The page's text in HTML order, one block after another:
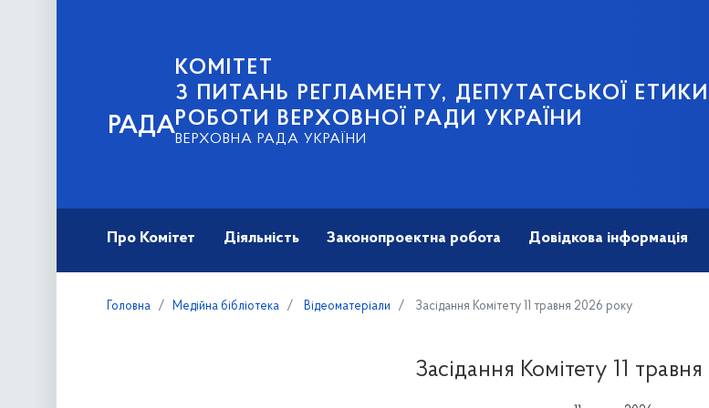
РАДА
КОМІТЕТ
З ПИТАНЬ РЕГЛАМЕНТУ, ДЕПУТАТСЬКОЇ ЕТИКИ
РОБОТИ ВЕРХОВНОЇ РАДИ УКРАЇНИ
ВЕРХОВНА РАДА УКРАЇНИ
Про Комітет Діяльність Законопроектна робота Довідкова інформація
Головна Медійна бібліотека Відеоматеріали Засідання Комітету 11 травня 2026 року
Засідання Комітету 11